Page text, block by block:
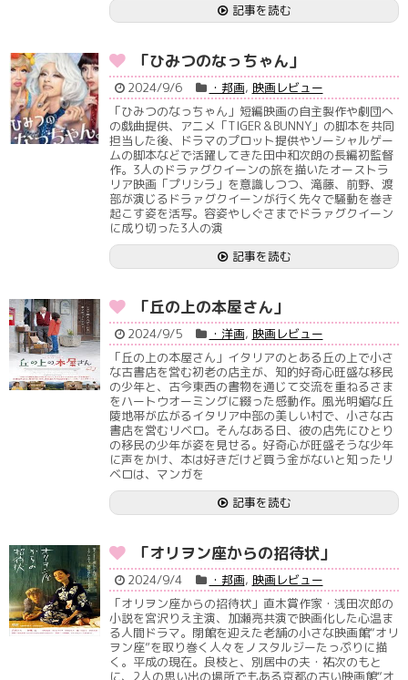
記事を読む
「ひみつのなっちゃん」
2024/9/6 ・邦画, 映画レビュー
「ひみつのなっちゃん」短編映画の自主製作や劇団へ
の戯曲提供、アニメ「TIGER＆BUNNY」の脚本を共同
担当した後、ドラマのプロット提供やソーシャルゲー
ムの脚本などで活躍してきた田中和次朗の長編初監督
作。3人のドラァグクイーンの旅を描いたオーストラ
リア映画「プリシラ」を意識しつつ、滝藤、前野、渡
部が演じるドラァグクイーンが行く先々で騒動を巻き
起こす姿を活写。容姿やしぐさまでドラァグクイーン
に成り切った3人の演
記事を読む
「丘の上の本屋さん」
2024/9/5 ・洋画, 映画レビュー
「丘の上の本屋さん」イタリアのとある丘の上で小さ
な古書店を営む初老の店主が、知的好奇心旺盛な移民
の少年と、古今東西の書物を通じて交流を重ねるさま
をハートウオーミングに綴った感動作。風光明媚な丘
陵地帯が広がるイタリア中部の美しい村で、小さな古
書店を営むリベロ。そんなある日、彼の店先にひとり
の移民の少年が姿を見せる。好奇心が旺盛そうな少年
に声をかけ、本は好きだけど買う金がないと知ったリ
ベロは、マンガを
記事を読む
「オリヲン座からの招待状」
2024/9/4 ・邦画, 映画レビュー
「オリヲン座からの招待状」直木賞作家・浅田次郎の
小説を宮沢りえ主演、加瀬亮共演で映画化した心温ま
る人間ドラマ。閉館を迎えた老舗の小さな映画館“オリ
ヲン座”を取り巻く人々をノスタルジーたっぷりに描
く。平成の現在。良枝と、別居中の夫・祐次のもと
に、2人の思い出の場所でもある京都の古い映画館“オ